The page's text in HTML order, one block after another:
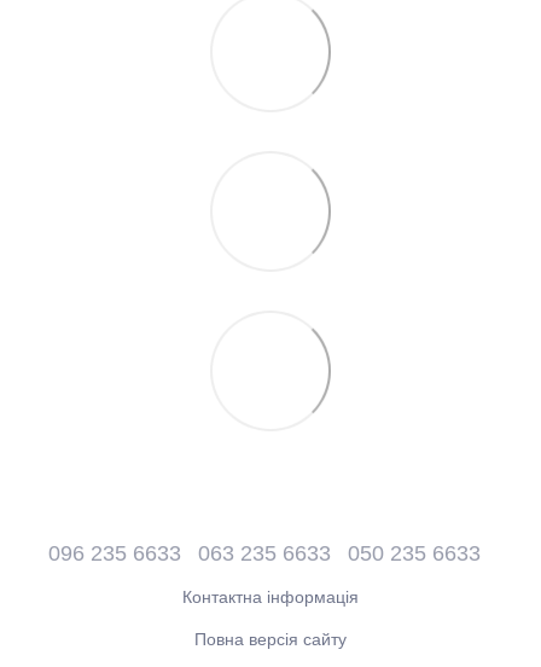
096 235 6633 063 235 6633 050 235 6633
Контактна інформація
Повна версія сайту